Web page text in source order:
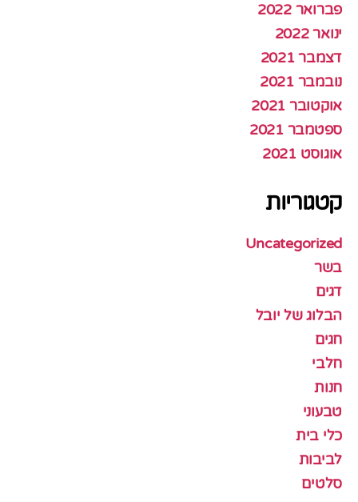
פברואר 2022
ינואר 2022
דצמבר 2021
נובמבר 2021
אוקטובר 2021
ספטמבר 2021
אוגוסט 2021
קטגוריות
Uncategorized
בשר
דגים
הבלוג של יובל
חגים
חלבי
חנות
טבעוני
כלי בית
לביבות
סלטים